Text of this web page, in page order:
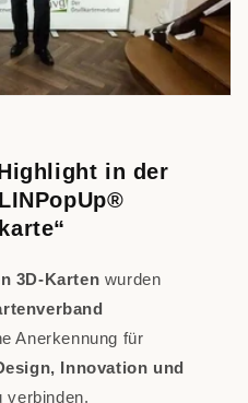
in der
3D-Karten wurden
Anerkennung für
Innovation und
verbinden.